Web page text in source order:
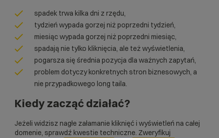
spadek trwa kilka dni z rzędu,
tydzień wypada gorzej niż poprzedni tydzień,
miesiąc wypada gorzej niż poprzedni miesiąc,
spadają nie tylko kliknięcia, ale też wyświetlenia,
pogarsza się średnia pozycja dla ważnych zapytań,
problem dotyczy konkretnych stron biznesowych, a
nie przypadkowego long taila.
Kiedy zacząć działać?
Jeżeli widzisz nagłe załamanie kliknięć i wyświetleń na całej
domenie, sprawdź kwestie techniczne. Zweryfikuj